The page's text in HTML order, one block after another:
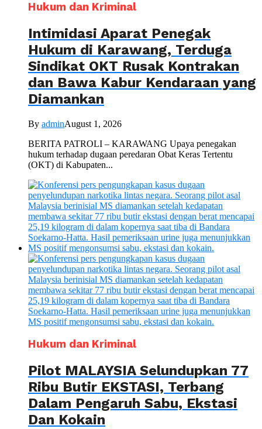
Hukum dan Kriminal
Intimidasi Aparat Penegak
Hukum di Karawang, Terduga
Sindikat OKT Rusak Kontrakan
dan Bawa Kabur Kendaraan yang
Diamankan
By adminAugust 1, 2026
BERITA PATROLI – KARAWANG Upaya penegakan
hukum terhadap dugaan peredaran Obat Keras Tertentu
(OKT) di Kabupaten...
Hukum dan Kriminal
Pilot MALAYSIA Selundupkan 77
Ribu Butir EKSTASI, Terbang
Dalam Pengaruh Sabu, Ekstasi
Dan Kokain